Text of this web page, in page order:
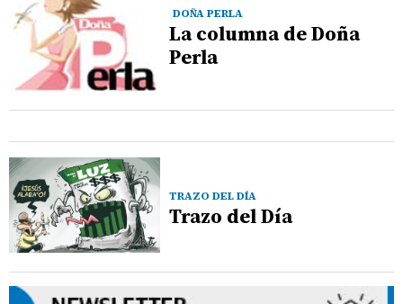
DOÑA PERLA
La columna de Doña
Perla
TRAZO DEL DÍA
Trazo del Día